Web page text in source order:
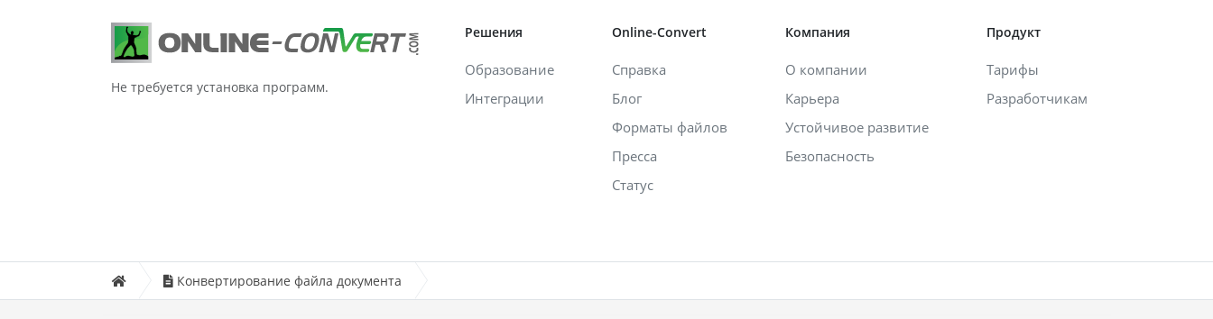
Не требуется установка программ.
Решения
Образование
Интеграции
Online-Convert
Справка
Блог
Форматы файлов
Пресса
Статус
Компания
О компании
Карьера
Устойчивое развитие
Безопасность
Продукт
Тарифы
Разработчикам
Конвертирование файла документа